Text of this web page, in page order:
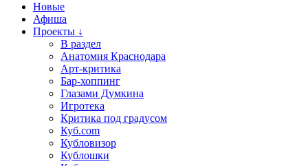
Новые
Афиша
Проекты ↓
В раздел
Анатомия Краснодара
Арт-критика
Бар-хоппинг
Глазами Думкина
Игротека
Критика под градусом
Куб.com
Кубловизор
Кублошки